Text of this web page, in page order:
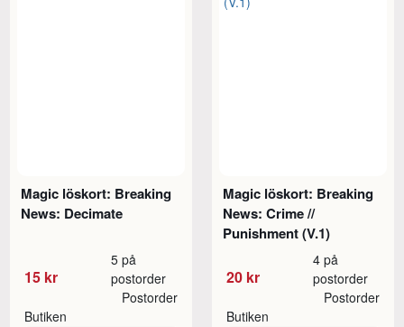
Magic löskort: Breaking
News: Decimate
15 kr
5 på
postorder
Butiken
Postorder
Magic löskort: Breaking
News: Crime //
Punishment (V.1)
20 kr
4 på
postorder
Butiken
Postorder